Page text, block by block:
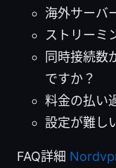
海外サーバ
ストリーミ
同時接続数
ですか？
料金の払い
設定が難し
FAQ詳細